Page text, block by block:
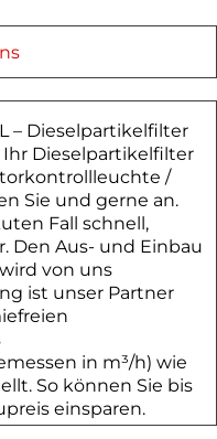
– Dieselpartikelfilter
Dieselpartikelfilter
/
Sie und gerne an.
Fall schnell,
Den Aus- und Einbau
von uns
ist unser Partner
in m³/h) wie
So können Sie bis
einsparen.